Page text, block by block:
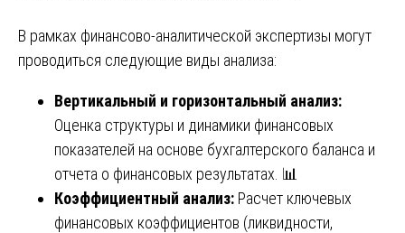
В рамках финансово-аналитической экспертизы могут
проводиться следующие виды анализа:
Вертикальный и горизонтальный анализ:
Оценка структуры и динамики финансовых
показателей на основе бухгалтерского баланса и
отчета о финансовых результатах. 📊
Коэффициентный анализ: Расчет ключевых
финансовых коэффициентов (ликвидности,